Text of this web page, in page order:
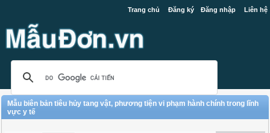
Trang chủ Đăng ký Đăng nhập Liên hệ
Mẫu biên bản tiêu hủy tang vật, phương tiện vi phạm hành chính trong lĩnh
vực y tế